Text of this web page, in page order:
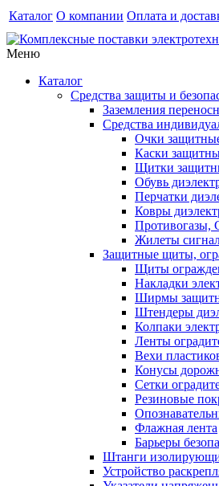
Каталог О компании Оплата и
Меню
Каталог
Средства защиты и
Заземления
Средства
Очки
Каски
Щитки
Обувь
Перчатки
Ковры
Противогазы,
Жилеты
Защитные щиты,
Щиты
Накладки
Ширмы
Штендеры
Колпаки
Ленты
Вехи
Конусы
Сетки
Резиновые
Флажная лента
Барьеры
Штанги
Устройство